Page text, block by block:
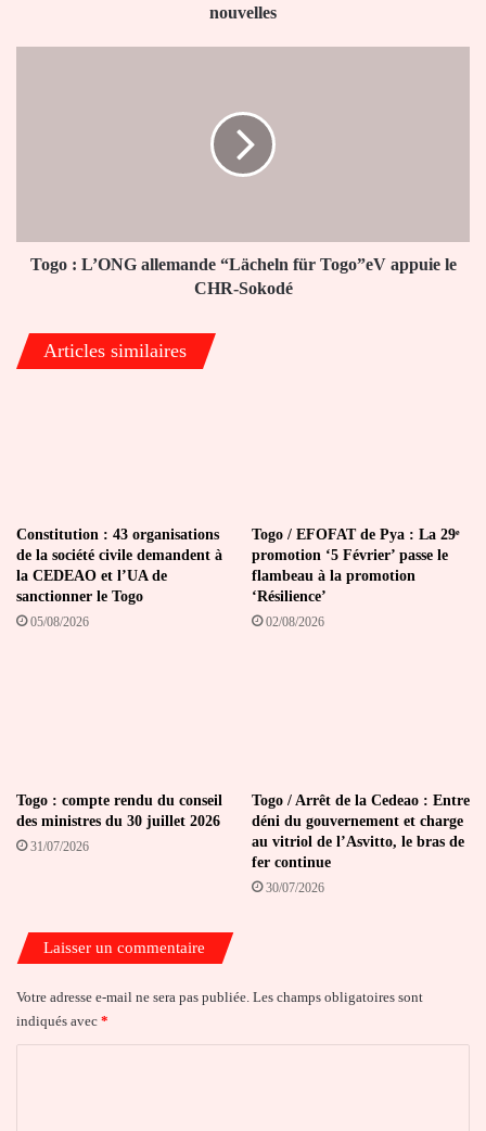
nouvelles
le
CHR-
Togo : L’ONG allemande “Lächeln für Togo”eV appuie le
CHR-Sokodé
Articles similaires
Constitution : 43 organisations
de la société civile demandent à
la CEDEAO et l’UA de
sanctionner le Togo
05/08/2026
Togo / EFOFAT de Pya : La 29ᵉ
promotion ‘5 Février’ passe le
flambeau à la promotion
‘Résilience’
02/08/2026
Togo : compte rendu du conseil
des ministres du 30 juillet 2026
31/07/2026
Togo / Arrêt de la Cedeao : Entre
déni du gouvernement et charge
au vitriol de l’Asvitto, le bras de
fer continue
30/07/2026
Laisser un commentaire
Votre adresse e-mail ne sera pas publiée. Les champs obligatoires sont
indiqués avec *